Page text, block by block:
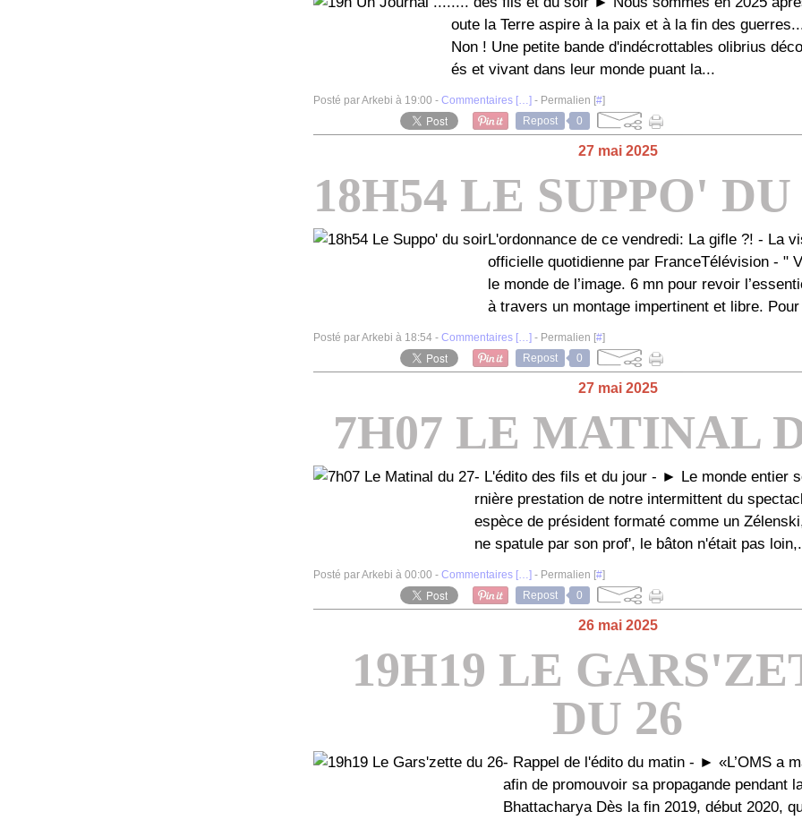
oute la Terre aspire à la paix et à la fin des
Non ! Une petite bande d'indécrottables olibrius
és et vivant dans leur monde puant la...
Posté par Arkebi à 19:00 - Commentaires […] - Permalien [#]
Repost
0
27 mai 2025
18H54 LE SUPPO'
L'ordonnance de ce vendredi: La gifle ?! - La
officielle quotidienne par FranceTélévision - "
le monde de l’image. 6 mn pour revoir
à travers un montage impertinent et libre.
Posté par Arkebi à 18:54 - Commentaires […] - Permalien [#]
Repost
0
27 mai 2025
7H07 LE MATINAL
- L'édito des fils et du jour - ► Le monde entier
rnière prestation de notre intermittent du
espèce de président formaté comme un
ne spatule par son prof', le bâton n'était pas
Posté par Arkebi à 00:00 - Commentaires […] - Permalien [#]
Repost
0
26 mai 2025
19H19 LE
DU 26
- Rappel de l'édito du matin - ► «L’OMS a
afin de promouvoir sa propagande pendant
Bhattacharya Dès la fin 2019, début 2020,